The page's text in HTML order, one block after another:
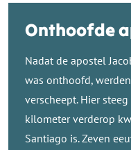
Onthoofde
Nadat de apostel
was onthoofd,
verscheept. Hier
kilometer verderop
Santiago is. Zeven